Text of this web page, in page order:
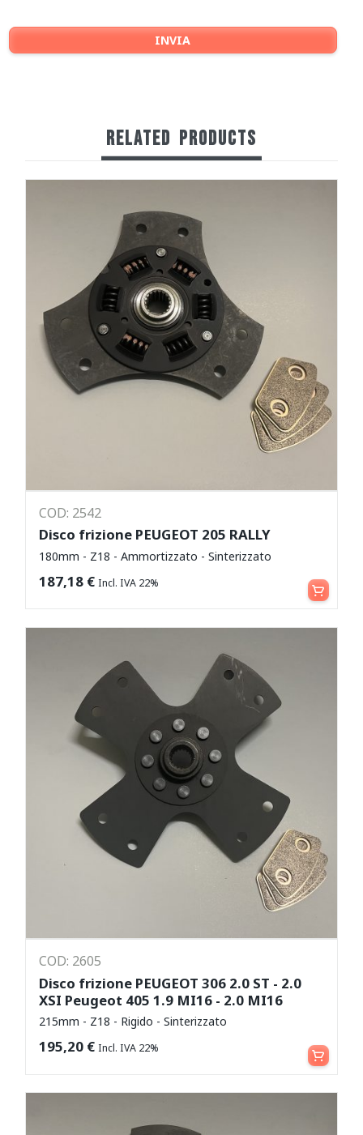
RELATED PRODUCTS
COD: 2542
Disco frizione PEUGEOT 205 RALLY
180mm - Z18 - Ammortizzato - Sinterizzato
187,18 € Incl. IVA 22% Aggiungi al carrello
COD: 2605
Disco frizione PEUGEOT 306 2.0 ST - 2.0
XSI Peugeot 405 1.9 MI16 - 2.0 MI16
215mm - Z18 - Rigido - Sinterizzato
195,20 € Incl. IVA 22% Aggiungi al carrello